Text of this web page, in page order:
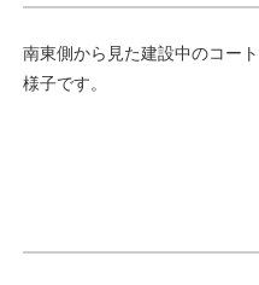
南東側から見た建設中のコー
様子です。